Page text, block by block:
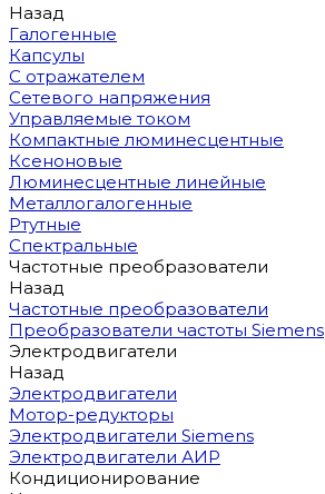
Назад
Галогенные
Капсулы
С отражателем
Сетевого напряжения
Управляемые током
Компактные люминесцентные
Ксеноновые
Люминесцентные линейные
Металлогалогенные
Ртутные
Спектральные
Частотные преобразователи
Назад
Частотные преобразователи
Преобразователи частоты Siemens
Электродвигатели
Назад
Электродвигатели
Мотор-редукторы
Электродвигатели Siemens
Электродвигатели АИР
Кондиционирование